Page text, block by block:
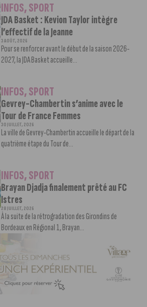
INFOS,SPORT
JDA Basket : Kevion Taylor intègre
l’effectif de la Jeanne
3 AOÛT, 2026
Pour se renforcer avant le début de la saison 2026-
2027, la JDA Basket accueille...
INFOS,SPORT
Gevrey-Chambertin s’anime avec le
Tour de France Femmes
30 JUILLET, 2026
La ville de Gevrey-Chambertin accueille le départ de la
quatrième étape du Tour de...
INFOS,SPORT
Brayan Djadja finalement prêté au FC
Istres
28 JUILLET, 2026
À la suite de la rétrogradation des Girondins de
Bordeaux en Régional 1, Brayan...